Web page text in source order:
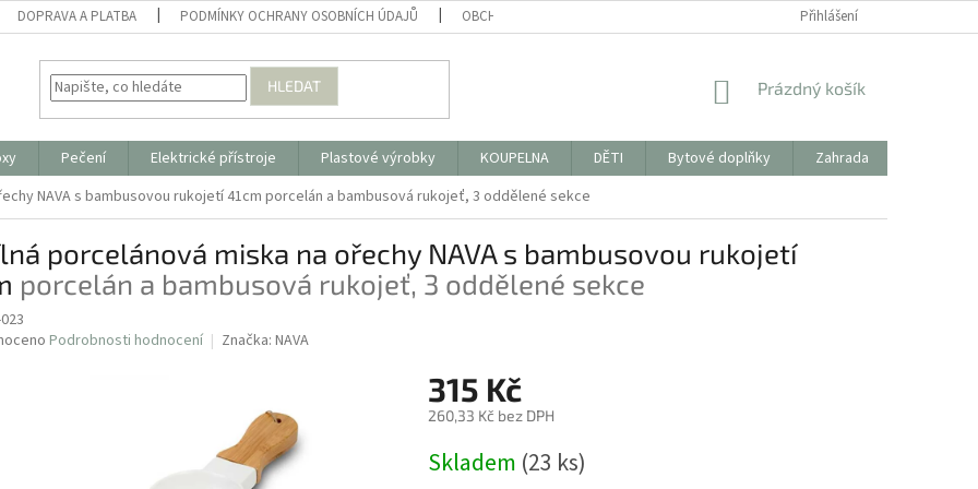
DOPRAVA A PLATBA PODMÍNKY OCHRANY OSOBNÍCH ÚDAJŮ OBCHODNÍ PODMÍNKY FORMULÁŘ KE STAŽENÍ PRO VRÁCENÍ ZBOŽÍ/REKLAMACI
Přihlášení
HLEDAT
NÁKUPNÍ
Prázdný košík
Pečení Elektrické přístroje Plastové výrobky KOUPELNA DĚTI Bytové doplňky Zahrada
NAVA s bambusovou rukojetí 41cm porcelán a bambusová rukojeť, 3 oddělené sekce
porcelánová miska na ořechy NAVA s bambusovou rukojetí
porcelán a bambusová rukojeť, 3 oddělené sekce
Podrobnosti hodnocení Značka: NAVA
315 Kč
260,33 Kč bez DPH
cena:
Skladem (23 ks)